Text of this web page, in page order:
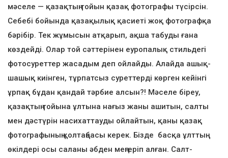
мәселе — қазақтың тойын қазақ фотографы түсірсін.
Себебі бойында қазақылық қасиеті жоқ фотографқа
бәрібір. Тек жұмысын атқарып, ақша табуды ғана
көздейді. Олар той сәттерінен еуропалық стильдегі
фотосуреттер жасадым деп ойлайды. Алайда ашық-
шашық киінген, тұрпатсыз суреттерді көрген кейінгі
ұрпақ бұдан қандай тәрбие алсын?! Мәселе біреу,
қазақтың тойына ұлтына нағыз жаны ашитын, салты
мен дәстүрін насихаттауды ойлайтын, қаны қазақ
фотографының қолтаңбасы керек. Бізде басқа ұлттың
өкілдері осы саланы әбден меңгеріп алған. Салт-